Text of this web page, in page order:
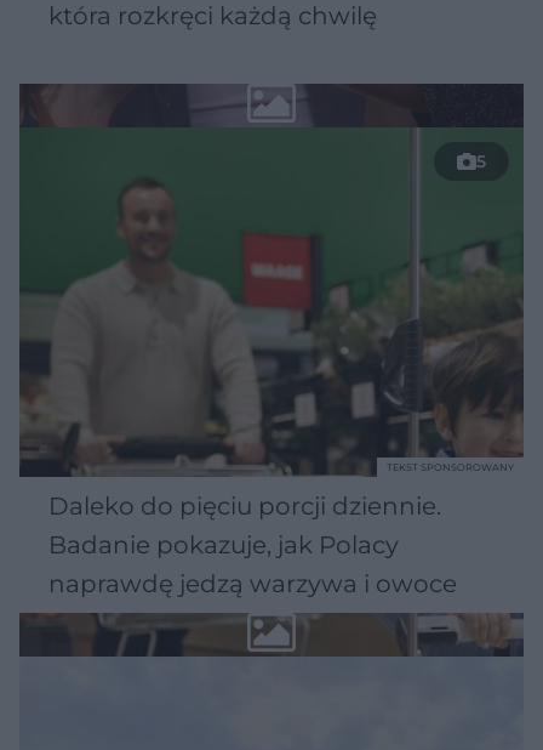
która rozkręci każdą chwilę
5
Daleko do pięciu porcji dziennie.
Badanie pokazuje, jak Polacy
naprawdę jedzą warzywa i owoce
TEKST SPONSOROWANY